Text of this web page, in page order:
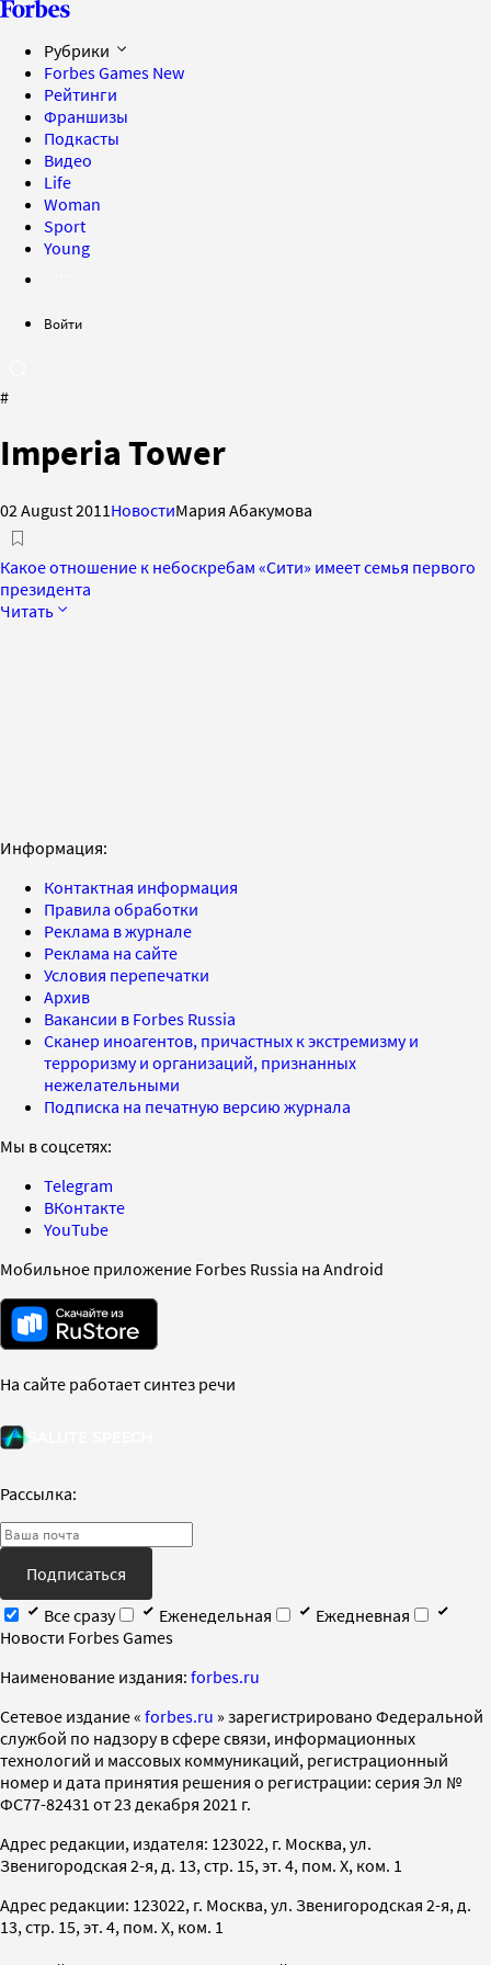
Рубрики
Forbes Games New
Рейтинги
Франшизы
Подкасты
Видео
Life
Woman
Sport
Young
Войти
#
Imperia Tower
02 August 2011 НовостиМария Абакумова
Какое отношение к небоскребам «Сити» имеет семья первого
президента
Читать
Информация:
Контактная информация
Правила обработки
Реклама в журнале
Реклама на сайте
Условия перепечатки
Архив
Вакансии в Forbes Russia
Сканер иноагентов, причастных к экстремизму и
терроризму и организаций, признанных
нежелательными
Подписка на печатную версию журнала
Мы в соцсетях:
Telegram
ВКонтакте
YouTube
Мобильное приложение Forbes Russia на Android
На сайте работает синтез речи
Рассылка:
Подписаться
Все сразу
Еженедельная
Ежедневная
Новости Forbes Games
Наименование издания: forbes.ru
Cетевое издание « forbes.ru » зарегистрировано Федеральной
службой по надзору в сфере связи, информационных
технологий и массовых коммуникаций, регистрационный
номер и дата принятия решения о регистрации: серия Эл №
ФС77-82431 от 23 декабря 2021 г.
Адрес редакции, издателя: 123022, г. Москва, ул.
Звенигородская 2-я, д. 13, стр. 15, эт. 4, пом. X, ком. 1
Адрес редакции: 123022, г. Москва, ул. Звенигородская 2-я, д.
13, стр. 15, эт. 4, пом. X, ком. 1